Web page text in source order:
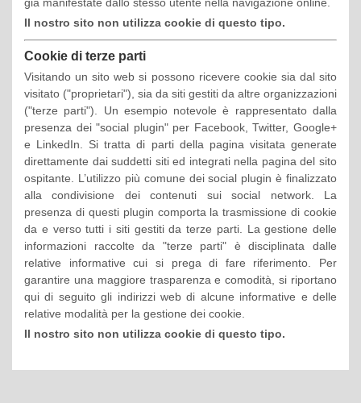
già manifestate dallo stesso utente nella navigazione online.
Il nostro sito non utilizza cookie di questo tipo.
Cookie di terze parti
Visitando un sito web si possono ricevere cookie sia dal sito
visitato ("proprietari"), sia da siti gestiti da altre organizzazioni
("terze parti"). Un esempio notevole è rappresentato dalla
presenza dei "social plugin" per Facebook, Twitter, Google+
e LinkedIn. Si tratta di parti della pagina visitata generate
direttamente dai suddetti siti ed integrati nella pagina del sito
ospitante. L’utilizzo più comune dei social plugin è finalizzato
alla condivisione dei contenuti sui social network. La
presenza di questi plugin comporta la trasmissione di cookie
da e verso tutti i siti gestiti da terze parti. La gestione delle
informazioni raccolte da "terze parti" è disciplinata dalle
relative informative cui si prega di fare riferimento. Per
garantire una maggiore trasparenza e comodità, si riportano
qui di seguito gli indirizzi web di alcune informative e delle
relative modalità per la gestione dei cookie.
Il nostro sito non utilizza cookie di questo tipo.